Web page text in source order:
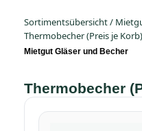
Sortimentsübersicht/
Thermobecher (Preis je Korb)
Mietgut Gläser und Becher
Thermobecher